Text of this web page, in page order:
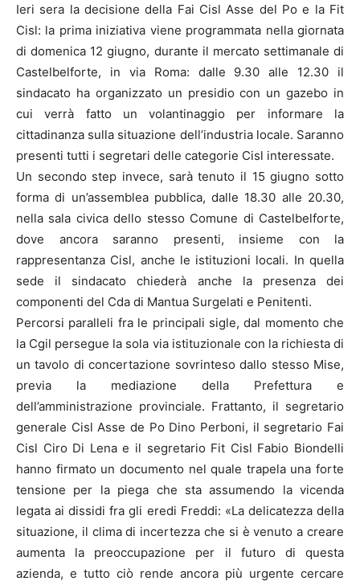
Ieri sera la decisione della Fai Cisl Asse del Po e la Fit
Cisl: la prima iniziativa viene programmata nella giornata
di domenica 12 giugno, durante il mercato settimanale di
Castelbelforte, in via Roma: dalle 9.30 alle 12.30 il
sindacato ha organizzato un presidio con un gazebo in
cui verrà fatto un volantinaggio per informare la
cittadinanza sulla situazione dell’industria locale. Saranno
presenti tutti i segretari delle categorie Cisl interessate.
Un secondo step invece, sarà tenuto il 15 giugno sotto
forma di un’assemblea pubblica, dalle 18.30 alle 20.30,
nella sala civica dello stesso Comune di Castelbelforte,
dove ancora saranno presenti, insieme con la
rappresentanza Cisl, anche le istituzioni locali. In quella
sede il sindacato chiederà anche la presenza dei
componenti del Cda di Mantua Surgelati e Penitenti.
Percorsi paralleli fra le principali sigle, dal momento che
la Cgil persegue la sola via istituzionale con la richiesta di
un tavolo di concertazione sovrinteso dallo stesso Mise,
previa la mediazione della Prefettura e
dell’amministrazione provinciale. Frattanto, il segretario
generale Cisl Asse de Po Dino Perboni, il segretario Fai
Cisl Ciro Di Lena e il segretario Fit Cisl Fabio Biondelli
hanno firmato un documento nel quale trapela una forte
tensione per la piega che sta assumendo la vicenda
legata ai dissidi fra gli eredi Freddi: «La delicatezza della
situazione, il clima di incertezza che si è venuto a creare
aumenta la preoccupazione per il futuro di questa
azienda, e tutto ciò rende ancora più urgente cercare